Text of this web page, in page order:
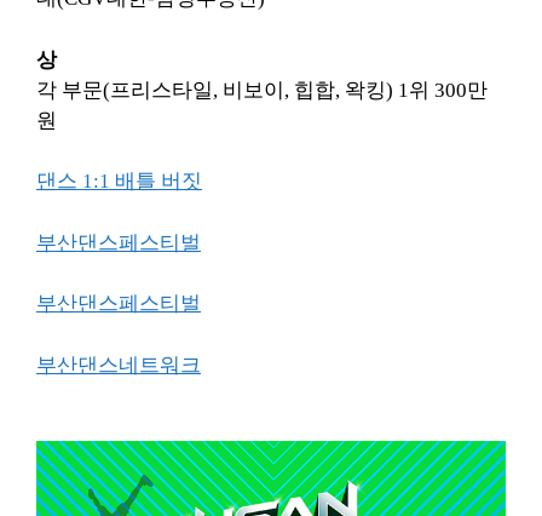
상
각 부문(프리스타일, 비보이, 힙합, 왁킹) 1위 300만
원
댄스 1:1 배틀 버짓
부산댄스페스티벌
부산댄스페스티벌
부산댄스네트워크